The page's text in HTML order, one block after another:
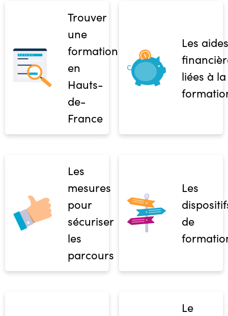
Trouver
une
formation
en
Hauts-
de-
France
Les aides
liées à la
Les
mesures
pour
sécuriser
les
parcours
Les
de
Le